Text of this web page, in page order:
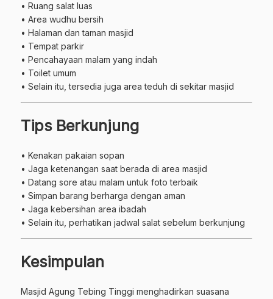
• Ruang salat luas
• Area wudhu bersih
• Halaman dan taman masjid
• Tempat parkir
• Pencahayaan malam yang indah
• Toilet umum
• Selain itu, tersedia juga area teduh di sekitar masjid
Tips Berkunjung
• Kenakan pakaian sopan
• Jaga ketenangan saat berada di area masjid
• Datang sore atau malam untuk foto terbaik
• Simpan barang berharga dengan aman
• Jaga kebersihan area ibadah
• Selain itu, perhatikan jadwal salat sebelum berkunjung
Kesimpulan
Masjid Agung Tebing Tinggi menghadirkan suasana